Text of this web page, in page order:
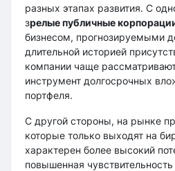
разных этапах развития. С
зрелые публичные
бизнесом, прогнозируемыми
длительной историей
компании чаще
инструмент долгосрочных
портфеля.
С другой стороны, на рынке
которые только выходят на
характерен более высокий
повышенная